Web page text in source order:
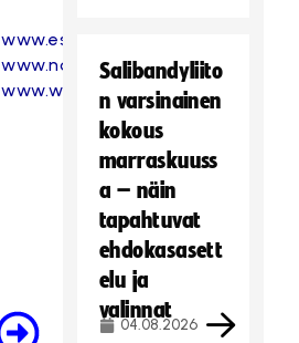
www.esportoilers.fi
www.northernstars.fi
www.westendindians.fi
Salibandyliito
n varsinainen
kokous
marraskuuss
a – näin
tapahtuvat
ehdokasasett
elu ja
valinnat
04.08.2026